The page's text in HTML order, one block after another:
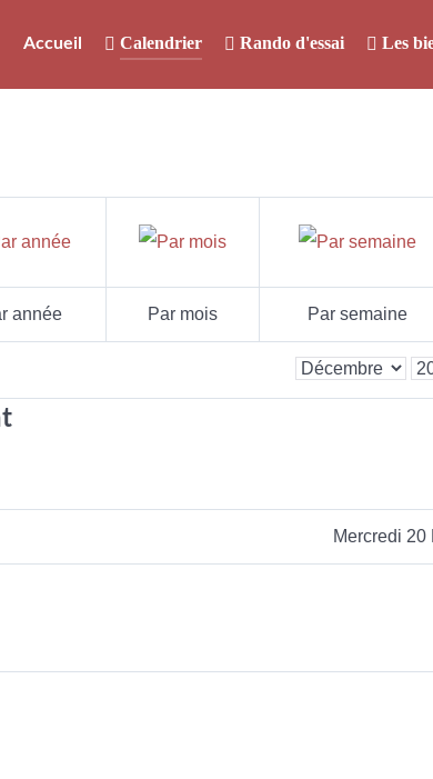
Accueil Calendrier Rando d'essai Les
année Par mois Par semaine
Mercredi 20